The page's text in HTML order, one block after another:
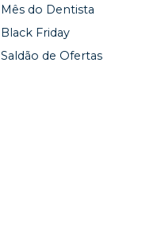
Mês do Dentista
Black Friday
Saldão de Ofertas